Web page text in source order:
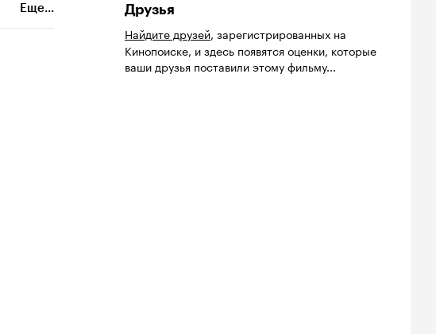
Еще...
Друзья
Найдите друзей, зарегистрированных на
Кинопоиске, и здесь появятся оценки, которые
ваши друзья поставили этому фильму...